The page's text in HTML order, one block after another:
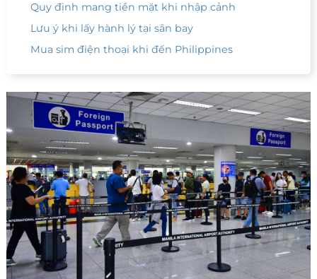
Quy định mang tiền mặt khi nhập cảnh
Lưu ý khi lấy hành lý tại sân bay
Mua sim điện thoại khi đến Philippines